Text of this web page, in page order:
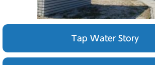
Tap Water Story